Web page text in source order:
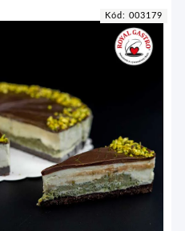
Kód: 003179